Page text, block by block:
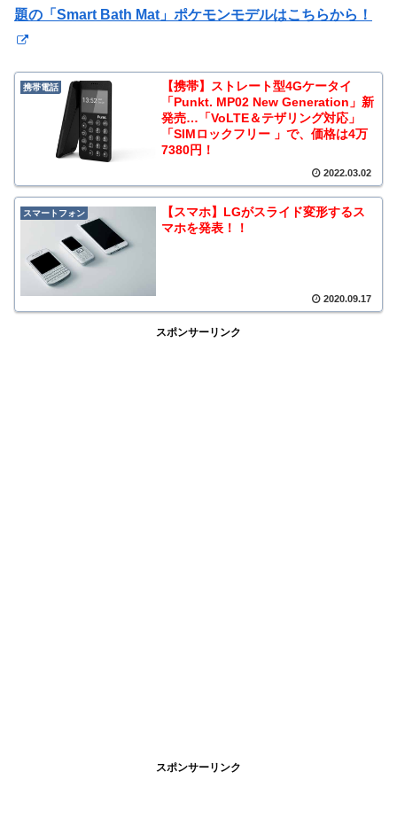
題の「Smart Bath Mat」ポケモンモデルはこちらから！
携帯電話
【携帯】ストレート型4Gケータイ
「Punkt. MP02 New Generation」新
発売…「VoLTE＆テザリング対応」
「SIMロックフリー 」で、価格は4万
7380円！
2022.03.02
スマートフォン
【スマホ】LGがスライド変形するス
マホを発表！！
2020.09.17
スポンサーリンク
スポンサーリンク